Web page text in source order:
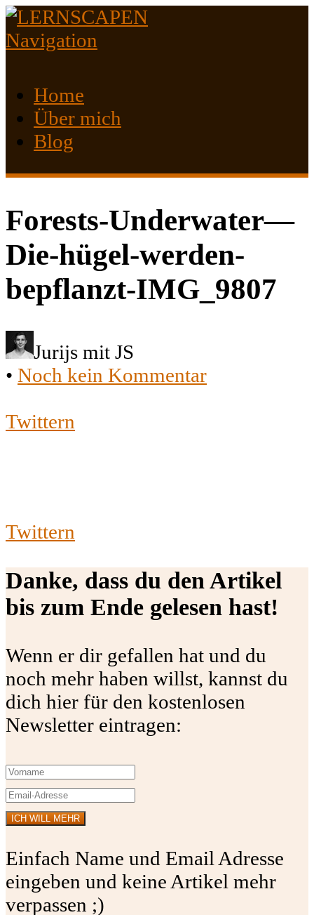
Navigation
Home
Über mich
Blog
Forests-Underwater—
Die-hügel-werden-
bepflanzt-IMG_9807
Jurijs mit JS
• Noch kein Kommentar
Twittern
Twittern
Danke, dass du den Artikel
bis zum Ende gelesen hast!
Wenn er dir gefallen hat und du
noch mehr haben willst, kannst du
dich hier für den kostenlosen
Newsletter eintragen:
Einfach Name und Email Adresse
eingeben und keine Artikel mehr
verpassen ;)